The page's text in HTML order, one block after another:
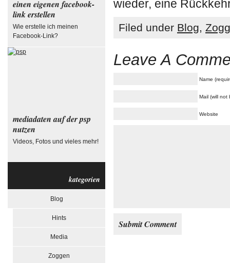
wieder, eine
Filed under Blog,
Leave A
Name
Mail (will not
Website
einen eigenen facebook-
link erstellen
Wie erstelle ich meinen
Facebook-Link?
mediadaten auf der psp
nutzen
Videos, Fotos und vieles mehr!
kategorien
Blog
Hints
Media
Zoggen